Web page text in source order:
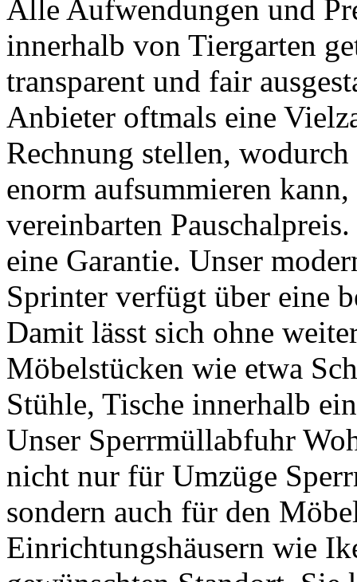
Alle Aufwendungen und
innerhalb von Tiergarten
transparent und fair
Anbieter oftmals eine
Rechnung stellen,
enorm aufsummieren
vereinbarten
eine Garantie. Unser
Sprinter verfügt über eine
Damit lässt sich ohne
Möbelstücken wie etwa
Stühle, Tische innerhalb
Unser Sperrmüllabfuhr
nicht nur für Umzüge
sondern auch für den
Einrichtungshäusern wie